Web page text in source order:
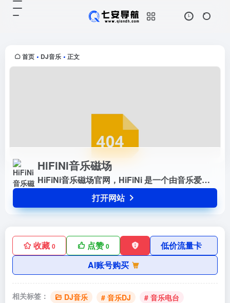
首页 • DJ音乐 • 正文
HiFiNi音乐磁场
HiFiNi音乐磁场官网，HiFiNi 是一个由音乐爱好者维护的分享平台， 旨在解决问题互帮互助， 如果您有需求， 请注册账号并发布信息，详细描述歌曲信息等， 我们会尽力帮您寻找
打开网站
收藏 0 点赞0
低价流量卡
AI账号购买
相关标签： DJ音乐 # 音乐DJ # 音乐电台
旨在解决问题互帮互助， 如果您有
需求， 请注册账号并发布信息，详
细描述歌曲信息等， ...